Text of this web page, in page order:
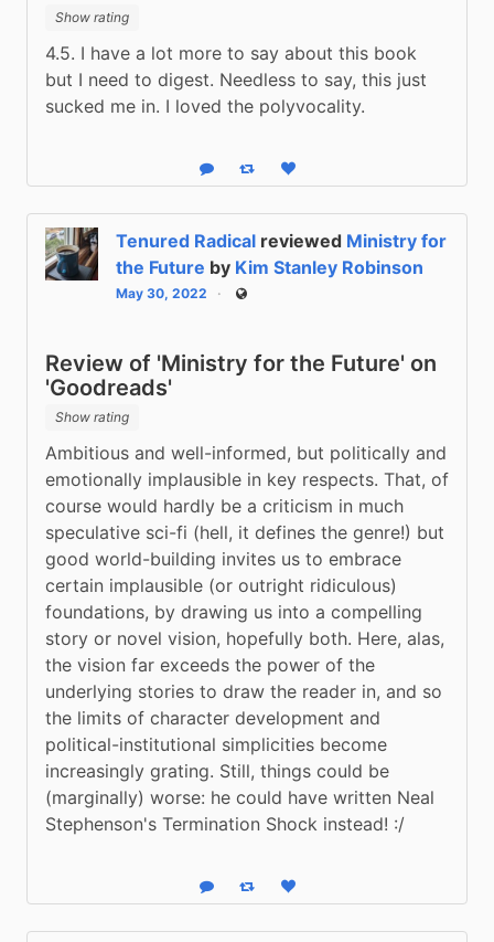
Show rating
4.5. I have a lot more to say about this book
but I need to digest. Needless to say, this just
sucked me in. I loved the polyvocality.
Reply Boost statusLike status
Tenured Radical reviewed Ministry for
the Future by Kim Stanley Robinson
May 30, 2022 Public
Review of 'Ministry for the Future' on
'Goodreads'
Show rating
Ambitious and well-informed, but politically and
emotionally implausible in key respects. That, of
course would hardly be a criticism in much
speculative sci-fi (hell, it defines the genre!) but
good world-building invites us to embrace
certain implausible (or outright ridiculous)
foundations, by drawing us into a compelling
story or novel vision, hopefully both. Here, alas,
the vision far exceeds the power of the
underlying stories to draw the reader in, and so
the limits of character development and
political-institutional simplicities become
increasingly grating. Still, things could be
(marginally) worse: he could have written Neal
Stephenson's Termination Shock instead! :/
Reply Boost statusLike status